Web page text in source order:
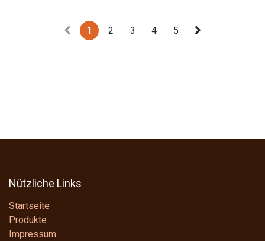
1 2 3 4 5
Nützliche Links
Startseite
Produkte
Impressum